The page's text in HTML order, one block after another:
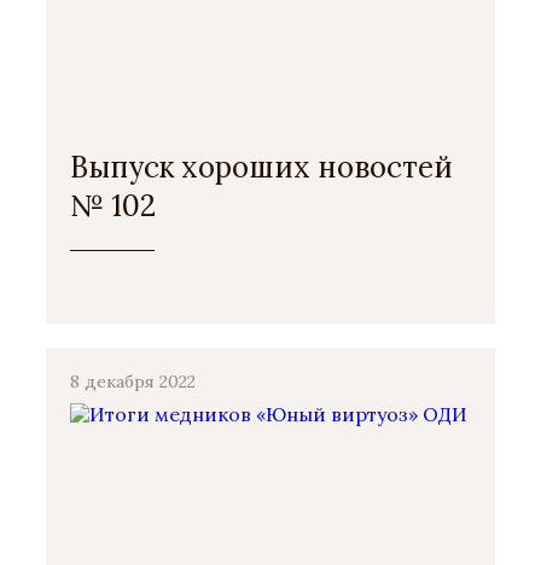
Выпуск хороших новостей
№ 102
8 декабря 2022